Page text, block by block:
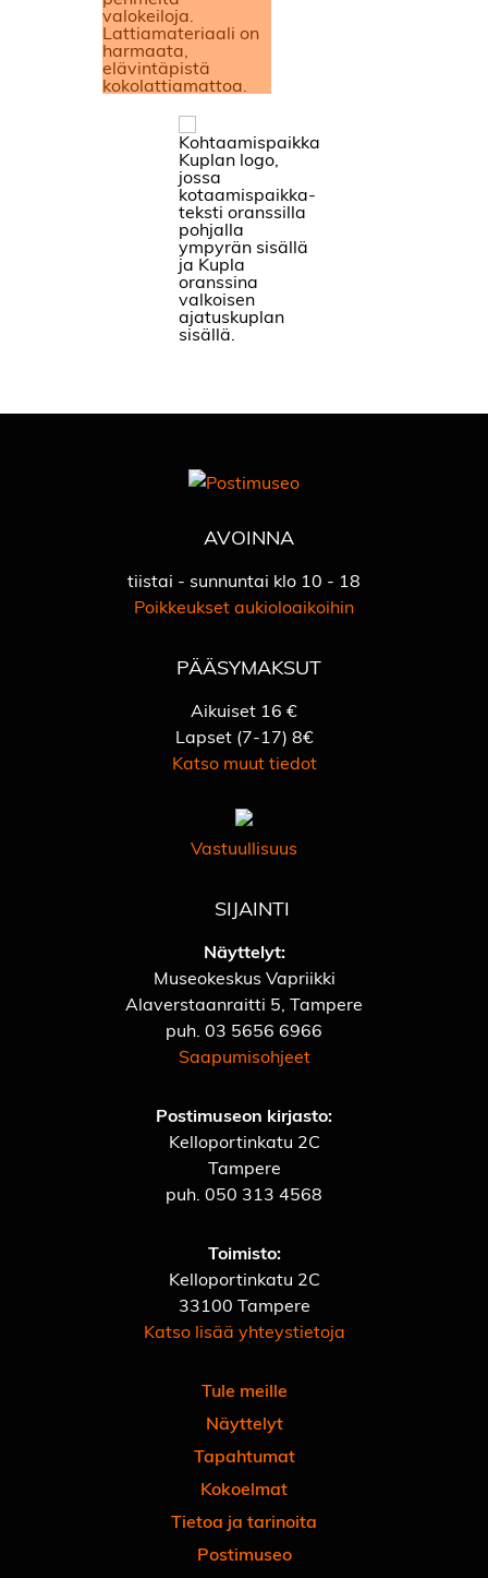
AVOINNA
tiistai - sunnuntai klo 10 - 18
Poikkeukset aukioloaikoihin
PÄÄSYMAKSUT
Aikuiset 16 €
Lapset (7-17) 8€
Katso muut tiedot
Vastuullisuus
SIJAINTI
Näyttelyt:
Museokeskus Vapriikki
Alaverstaanraitti 5, Tampere
puh. 03 5656 6966
Saapumisohjeet
Postimuseon kirjasto:
Kelloportinkatu 2C
Tampere
puh. 050 313 4568
Toimisto:
Kelloportinkatu 2C
33100 Tampere
Katso lisää yhteystietoja
Tule meille
Näyttelyt
Tapahtumat
Kokoelmat
Tietoa ja tarinoita
Postimuseo